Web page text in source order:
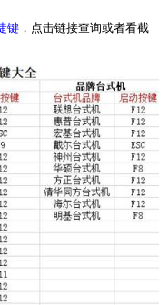
键 ，点击链接查询或者看截